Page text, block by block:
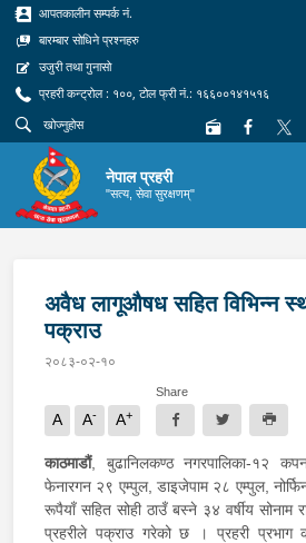
आपतकालीन सम्पर्क नं.
बारम्बार सोधिने प्रश्नहरु
उजुरी तथा गुनासो
प्रहरी कन्ट्रोल : १००, टोल फ्री नं.: १६६००१४१५१६
नेपाल प्रहरी
"सत्य, सेवा सुरक्षणम्"
अवैध लागूऔषध सहित विभिन्न
पक्राउ
२०८३-०२-१०
A A- A+
Share
काठमाडौं, बुढानिलकण्ठ नगरपालिका-१२
फेनारगन २९ एम्पुल, डाइजेपाम २८ एम्पुल,
रूपैयाँ सहित सोही ठाउँ बस्ने ३४ वर्षीय सोनाम
प्रहरीले पक्राउ गरेको छ । प्रहरी प्रभाग